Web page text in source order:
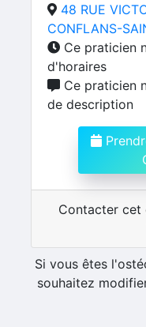
48 RUE
CONFLANS-
Ce praticien
d'horaires
Ce praticien
de description
Contacter cet
Si vous êtes
souhaitez